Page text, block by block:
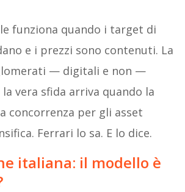
funziona quando i target di
e i prezzi sono contenuti. La
— digitali e non —
vera sfida arriva quando la
concorrenza per gli asset
Ferrari lo sa. E lo dice.
italiana: il modello è